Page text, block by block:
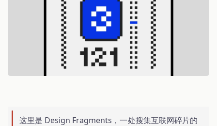
这里是 Design Fragments，一处搜集互联网碎片的